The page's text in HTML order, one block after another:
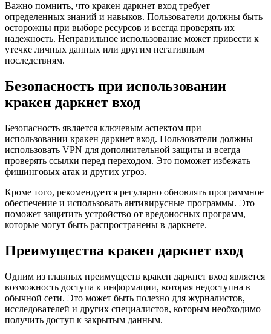
Важно помнить, что кракен даркнет вход требует
определенных знаний и навыков. Пользователи должны быть
осторожны при выборе ресурсов и всегда проверять их
надежность. Неправильное использование может привести к
утечке личных данных или другим негативным
последствиям.
Безопасность при использовании
кракен даркнет вход
Безопасность является ключевым аспектом при
использовании кракен даркнет вход. Пользователи должны
использовать VPN для дополнительной защиты и всегда
проверять ссылки перед переходом. Это поможет избежать
фишинговых атак и других угроз.
Кроме того, рекомендуется регулярно обновлять программное
обеспечение и использовать антивирусные программы. Это
поможет защитить устройство от вредоносных программ,
которые могут быть распространены в даркнете.
Преимущества кракен даркнет вход
Одним из главных преимуществ кракен даркнет вход является
возможность доступа к информации, которая недоступна в
обычной сети. Это может быть полезно для журналистов,
исследователей и других специалистов, которым необходимо
получить доступ к закрытым данным.